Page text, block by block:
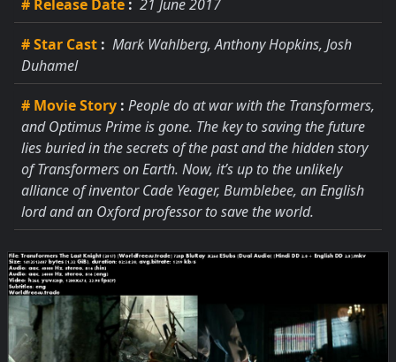
# Release Date : 21 June 2017
# Star Cast : Mark Wahlberg, Anthony Hopkins, Josh
Duhamel
# Movie Story : People do at war with the Transformers,
and Optimus Prime is gone. The key to saving the future
lies buried in the secrets of the past and the hidden story
of Transformers on Earth. Now, it’s up to the unlikely
alliance of inventor Cade Yeager, Bumblebee, an English
lord and an Oxford professor to save the world.